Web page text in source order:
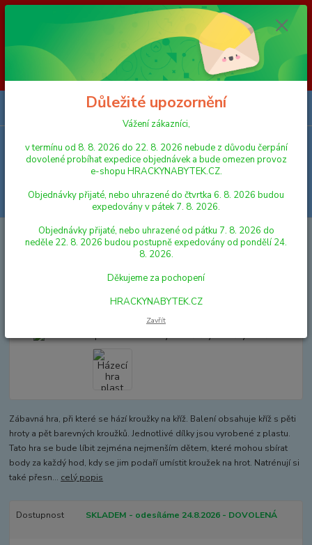
Vážení zákazníci, v termínu od 8. 8. 2026 do 23. 8. 2026 nebude z
důvodu čerpání dovolené probíhat expedice objednávek a bude omezen
provoz e-shopu HRACKYNABYTEK.CZ. Objednávky přijaté, nebo
uhrazené do čtvrtka 6. 8. 2026 budou expedovány v pátek 7. 8. 2026.
Objednávky přijaté, nebo uhrazené od pátku 7. 8. 2026 do neděle 23. 8.
2026 budou postupně expedovány od pondělí 24. 8. 2026. Děkujeme za
pochopení HRACKYNABYTEK.CZ
Menu
Hledat
HRAČKY NA VEN A SPORT
Házecí hra plast kříž s kruhy + košíčky
s míčky v síťce
Házecí hra plast kříž s kruhy +
košíčky s míčky v síťce
Zábavná hra, při které se hází kroužky na kříž. Balení obsahuje kříž s pěti
hroty a pět barevných kroužků. Jednotlivé dílky jsou vyrobené z plastu.
Tato hra se bude líbit zejména nejmenším dětem, které mohou sbírat
body za každý hod, kdy se jim podaří umístit kroužek na hrot. Natrénují si
také přesn... celý popis
Dostupnost SKLADEM - odesíláme 24.8.2026 - DOVOLENÁ
Důležité upozornění
Vážení zákazníci,
v termínu od 8. 8. 2026 do 22. 8. 2026 nebude z důvodu čerpání
dovolené probíhat expedice objednávek a bude omezen provoz
e-shopu HRACKYNABYTEK.CZ.
Objednávky přijaté, nebo uhrazené do čtvrtka 6. 8. 2026 budou
expedovány v pátek 7. 8. 2026.
Objednávky přijaté, nebo uhrazené od pátku 7. 8. 2026 do
neděle 22. 8. 2026 budou postupně expedovány od pondělí 24.
8. 2026.
Děkujeme za pochopení
HRACKYNABYTEK.CZ
Zavřít